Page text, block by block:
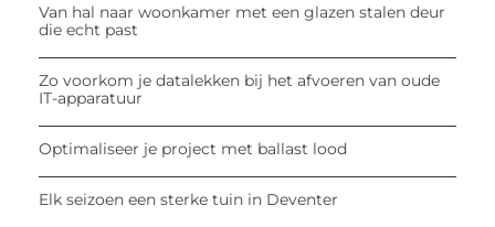
Van hal naar woonkamer met een glazen stalen deur
die echt past
Zo voorkom je datalekken bij het afvoeren van oude
IT-apparatuur
Optimaliseer je project met ballast lood
Elk seizoen een sterke tuin in Deventer